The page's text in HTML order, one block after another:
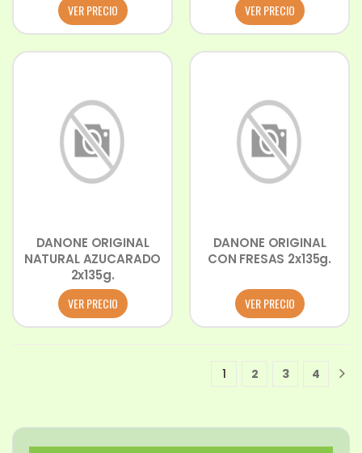
VER PRECIO
VER PRECIO
DANONE ORIGINAL
NATURAL AZUCARADO
2x135g.
VER PRECIO
DANONE ORIGINAL
CON FRESAS 2x135g.
VER PRECIO
11 2 3 4